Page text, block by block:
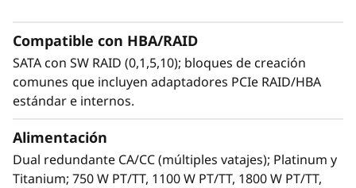
de trabajo actuales. Incluye opciones de
almacenamiento flexibles con las unidades
«hot-swap» para adaptar fácilmente el SR650
V3 para gestionar también la próxima
Compatible con HBA/RAID
SATA con SW RAID (0,1,5,10); bloques de creación
comunes que incluyen adaptadores PCIe RAID/HBA
estándar e internos.
Alimentación
Dual redundante CA/CC (múltiples vatajes); Platinum y
Titanium; 750 W PT/TT, 1100 W PT/TT, 1800 W PT/TT,